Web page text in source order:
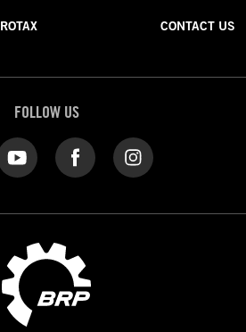
CONTACT US
ROTAX
FOLLOW US